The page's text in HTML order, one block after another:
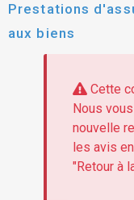
Prestations
aux biens
Cette
Nous
nouvelle
les avis
"Retour à